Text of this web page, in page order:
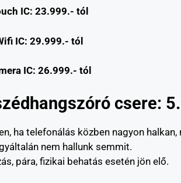
IC: 23.999.- tól
IC: 29.999.- tól
IC: 26.999.- tól
csere:
ha telefonálás közben nagyon
nem hallunk semmit.
pára, fizikai behatás esetén jön elő.